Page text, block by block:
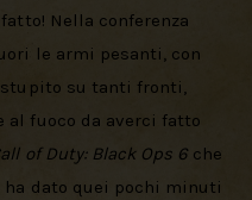
Nella conferenza
le armi pesanti, con
stupito su tanti fronti,
al fuoco da averci fatto
of Duty: Black Ops 6 che
dato quei pochi minuti